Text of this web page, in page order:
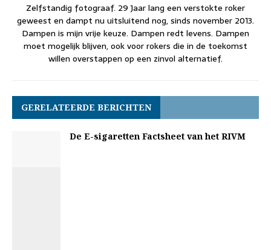
Zelfstandig fotograaf. 29 Jaar lang een verstokte roker
geweest en dampt nu uitsluitend nog, sinds november 2013.
Dampen is mijn vrije keuze. Dampen redt levens. Dampen
moet mogelijk blijven, ook voor rokers die in de toekomst
willen overstappen op een zinvol alternatief.
GERELATEERDE BERICHTEN
De E-sigaretten Factsheet van het RIVM